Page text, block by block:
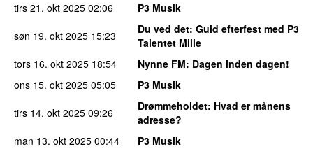
tirs 21. okt 2025 02:06
P3 Musik
søn 19. okt 2025 15:23 Du ved det: Guld efterfest med P3
Talentet Mille
tors 16. okt 2025 18:54 Nynne FM: Dagen inden dagen!
ons 15. okt 2025 05:05
P3 Musik
tirs 14. okt 2025 09:26 Drømmeholdet: Hvad er månens
adresse?
man 13. okt 2025 00:44
P3 Musik